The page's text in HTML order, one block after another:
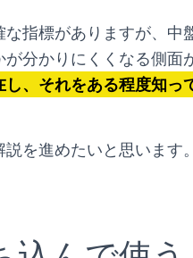
指標がありますが、中
分かりにくくなる側面
、それをある程度知っ
を進めたいと思います。